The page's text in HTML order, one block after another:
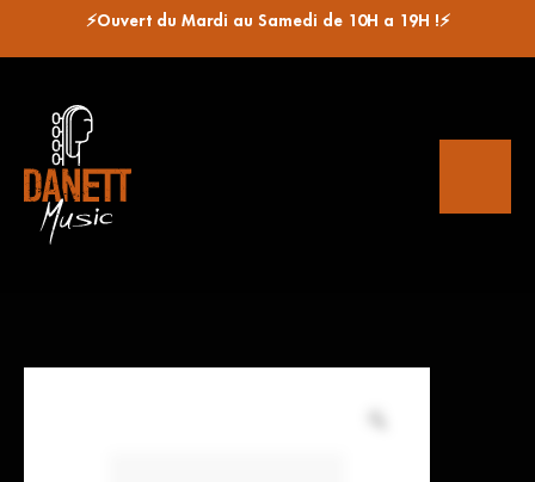
⚡Ouvert du Mardi au Samedi de 10H a 19H !⚡